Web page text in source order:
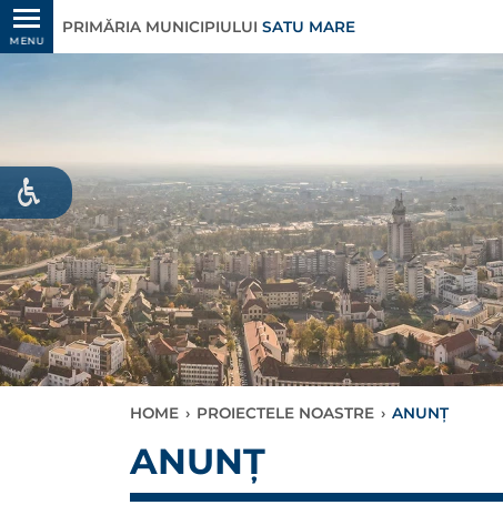
MENU
PRIMĂRIA MUNICIPIULUI SATU MARE
HOME › PROIECTELE NOASTRE › ANUNȚ
ANUNȚ